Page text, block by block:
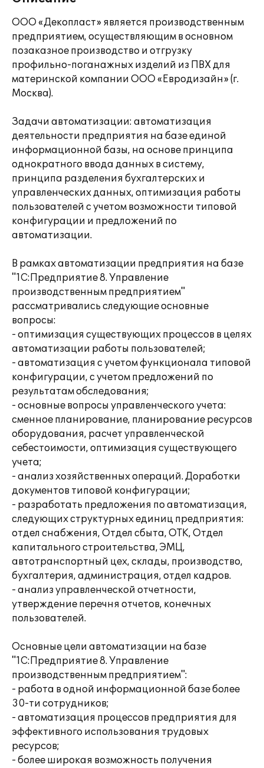
ООО «Декопласт» является производственным
предприятием, осуществляющим в основном
позаказное производство и отгрузку
профильно-поганажных изделий из ПВХ для
материнской компании ООО «Евродизайн» (г.
Москва).
Задачи автоматизации: автоматизация
деятельности предприятия на базе единой
информационной базы, на основе принципа
однократного ввода данных в систему,
принципа разделения бухгалтерских и
управленческих данных, оптимизация работы
пользователей с учетом возможности типовой
конфигурации и предложений по
автоматизации.
В рамках автоматизации предприятия на базе
"1С:Предприятие 8. Управление
производственным предприятием"
рассматривались следующие основные
вопросы:
- оптимизация существующих процессов в целях
автоматизации работы пользователей;
- автоматизация с учетом функционала типовой
конфигурации, с учетом предложений по
результатам обследования;
- основные вопросы управленческого учета:
сменное планирование, планирование ресурсов
оборудования, расчет управленческой
себестоимости, оптимизация существующего
учета;
- анализ хозяйственных операций. Доработки
документов типовой конфигурации;
- разработать предложения по автоматизация,
следующих структурных единиц предприятия:
отдел снабжения, Отдел сбыта, ОТК, Отдел
капитального строительства, ЭМЦ,
автотранспортный цех, склады, производство,
бухгалтерия, администрация, отдел кадров.
- анализ управленческой отчетности,
утверждение перечня отчетов, конечных
пользователей.
Основные цели автоматизации на базе
"1С:Предприятие 8. Управление
производственным предприятием":
- работа в одной информационной базе более
30-ти сотрудников;
- автоматизация процессов предприятия для
эффективного использования трудовых
ресурсов;
- более широкая возможность получения